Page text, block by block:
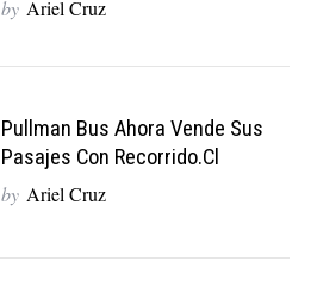
by Ariel Cruz
Pullman Bus Ahora Vende Sus
Pasajes Con Recorrido.cl
by Ariel Cruz